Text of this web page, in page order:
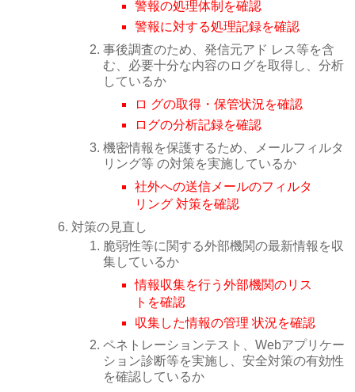
警報の処理体制を確認
警報に対する処理記録を確認
事後調査のため、発信元アド レス等を含
む、必要十分な内容のログを取得し、分析
しているか
ロ グの取得・保管状況を確認
ログの分析記録を確認
機密情報を保護するため、メールフィルタ
リング等 の対策を実施しているか
社外への送信メールのフィルタ
リング 対策を確認
対策の見直し
脆弱性等に関する外部機関の最新情報を収
集しているか
情報収集を行う外部機関のリス
トを確認
収集した情報の管理 状況を確認
ペネトレーションテスト、Webアプリケー
ション診断等を実施し、安全対策の有効性
を確認しているか